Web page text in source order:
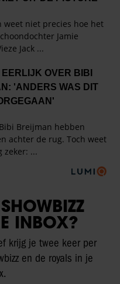
INBOX?
krijg je twee keer per
en de royals in je